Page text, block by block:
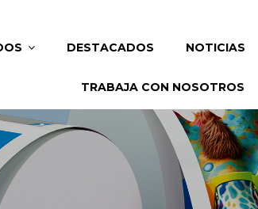
DESTACADOS NOTICIAS
TRABAJA CON NOSOTROS